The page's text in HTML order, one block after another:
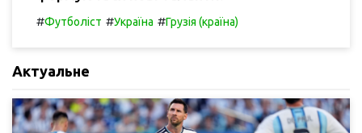
#Футболіст #Україна #Грузія (країна)
Актуальне